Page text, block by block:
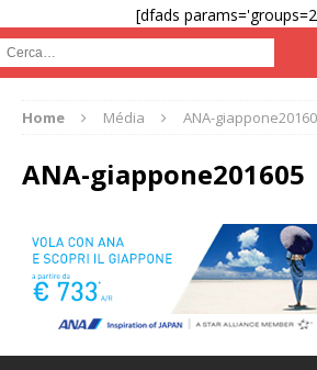
[dfads
Cerca :
Home Média ANA-
ANA-giappone201605